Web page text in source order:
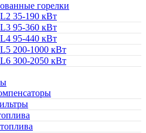
горелки
35-190 кВт
95-360 кВт
95-440 кВт
200-1000 кВт
300-2050 кВт